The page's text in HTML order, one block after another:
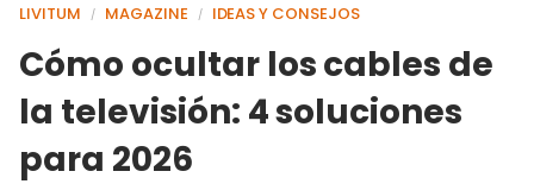
LIVITUM / MAGAZINE / IDEAS Y CONSEJOS
Cómo ocultar los cables de
la televisión: 4 soluciones
para 2026